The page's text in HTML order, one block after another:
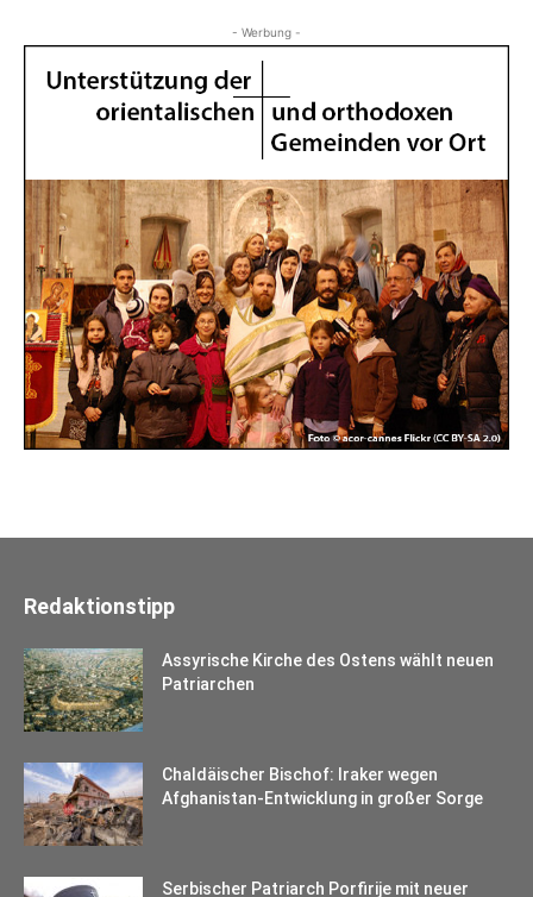
- Werbung -
Redaktionstipp
Assyrische Kirche des Ostens wählt neuen
Patriarchen
Chaldäischer Bischof: Iraker wegen
Afghanistan-Entwicklung in großer Sorge
Serbischer Patriarch Porfirije mit neuer